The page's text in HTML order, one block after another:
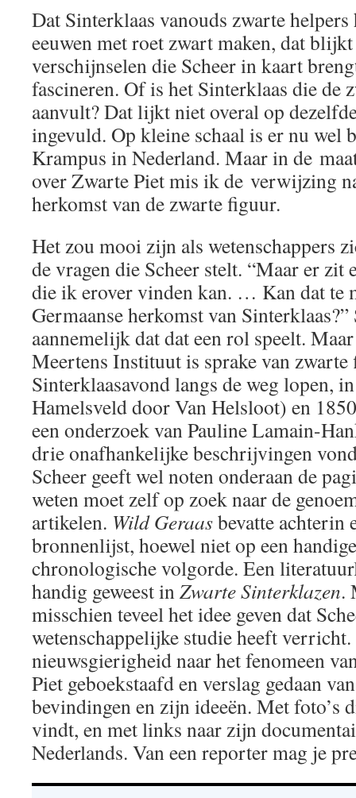
Dat Sinterklaas vanouds zwarte
eeuwen met roet zwart maken, dat
verschijnselen die Scheer in kaart
fascineren. Of is het Sinterklaas die de
aanvult? Dat lijkt niet overal op
ingevuld. Op kleine schaal is er nu wel
Krampus in Nederland. Maar in de
over Zwarte Piet mis ik de verwijzing
herkomst van de zwarte figuur.
Het zou mooi zijn als wetenschappers
de vragen die Scheer stelt. “Maar er zit
die ik erover vinden kan. … Kan dat te
Germaanse herkomst van Sinterklaas?”
aannemelijk dat dat een rol speelt.
Meertens Instituut is sprake van
Sinterklaasavond langs de weg lopen,
Hamelsveld door Van Helsloot) en
een onderzoek van Pauline Lamain-
drie onafhankelijke beschrijvingen
Scheer geeft wel noten onderaan de
weten moet zelf op zoek naar de
artikelen. Wild Geraasbevatte achterin
bronnenlijst, hoewel niet op een
chronologische volgorde. Een
handig geweest inZwarte Sinterklazen.
misschien teveel het idee geven dat
wetenschappelijke studie heeft
nieuwsgierigheid naar het fenomeen
Piet geboekstaafd en verslag gedaan
bevindingen en zijn ideeën. Met foto’s
vindt, en met links naar zijn
Nederlands. Van een reporter mag je